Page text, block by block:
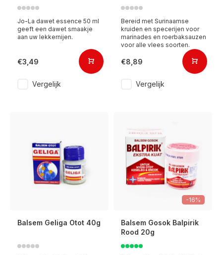
Jo-La dawet essence 50 ml
geeft een dawet smaakje
aan uw lekkernijen.
€3,49
Vergelijk
Bereid met Surinaamse
kruiden en specerijen voor
marinades en roerbaksauzen
voor alle vlees soorten.
€8,89
Vergelijk
Balsem Geliga Otot 40g
-16%
Balsem Gosok Balpirik
Rood 20g